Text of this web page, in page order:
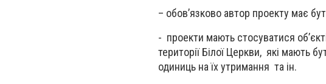
– обов’язково автор проекту має
- проекти мають стосуватися
території Білої Церкви, які мають
одиниць на їх утримання та ін.